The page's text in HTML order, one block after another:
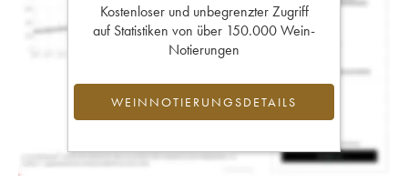
Kostenloser und unbegrenzter Zugriff
auf Statistiken von über 150.000 Wein-
Notierungen
WEINNOTIERUNGSDETAILS